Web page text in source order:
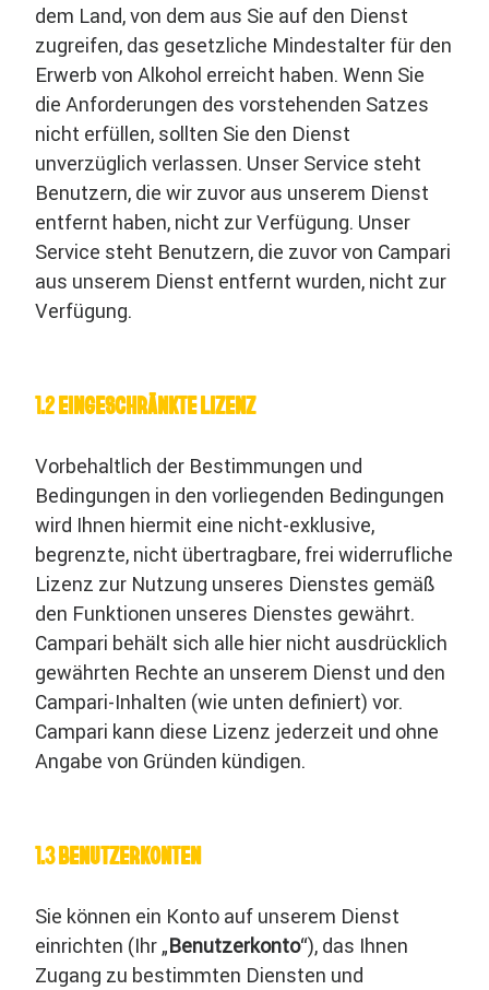
dem Land, von dem aus Sie auf den Dienst
zugreifen, das gesetzliche Mindestalter für den
Erwerb von Alkohol erreicht haben. Wenn Sie
die Anforderungen des vorstehenden Satzes
nicht erfüllen, sollten Sie den Dienst
unverzüglich verlassen. Unser Service steht
Benutzern, die wir zuvor aus unserem Dienst
entfernt haben, nicht zur Verfügung. Unser
Service steht Benutzern, die zuvor von Campari
aus unserem Dienst entfernt wurden, nicht zur
Verfügung.
1.2 EINGESCHRÄNKTE LIZENZ
Vorbehaltlich der Bestimmungen und
Bedingungen in den vorliegenden Bedingungen
wird Ihnen hiermit eine nicht-exklusive,
begrenzte, nicht übertragbare, frei widerrufliche
Lizenz zur Nutzung unseres Dienstes gemäß
den Funktionen unseres Dienstes gewährt.
Campari behält sich alle hier nicht ausdrücklich
gewährten Rechte an unserem Dienst und den
Campari-Inhalten (wie unten definiert) vor.
Campari kann diese Lizenz jederzeit und ohne
Angabe von Gründen kündigen.
1.3 BENUTZERKONTEN
Sie können ein Konto auf unserem Dienst
einrichten (Ihr „Benutzerkonto“), das Ihnen
Zugang zu bestimmten Diensten und